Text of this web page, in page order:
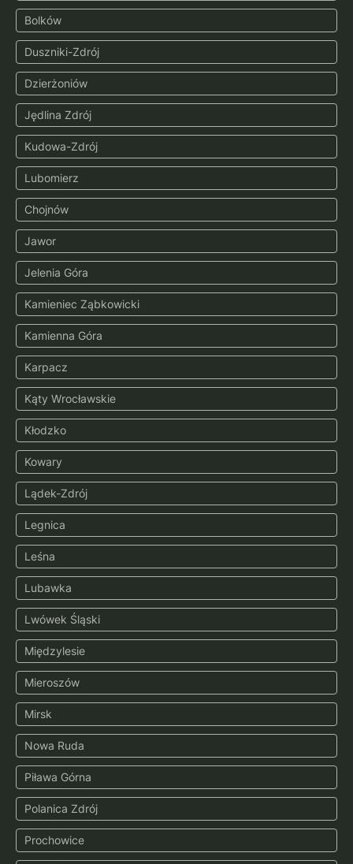
Bolków
Duszniki-Zdrój
Dzierżoniów
Jędlina Zdrój
Kudowa-Zdrój
Lubomierz
Chojnów
Jawor
Jelenia Góra
Kamieniec Ząbkowicki
Kamienna Góra
Karpacz
Kąty Wrocławskie
Kłodzko
Kowary
Lądek-Zdrój
Legnica
Leśna
Lubawka
Lwówek Śląski
Międzylesie
Mieroszów
Mirsk
Nowa Ruda
Piława Górna
Polanica Zdrój
Prochowice